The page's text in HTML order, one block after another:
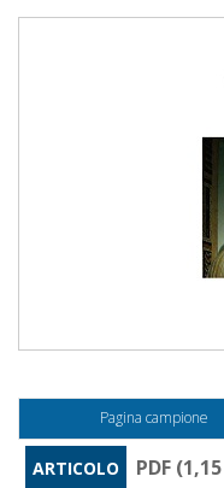
Pagina campione
ARTICOLO
PDF